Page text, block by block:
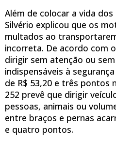
Além de colocar a vida
Silvério explicou que os
multados ao
incorreta. De acordo com
dirigir sem atenção ou
indispensáveis à
de R$ 53,20 e três pontos
252 prevê que dirigir
pessoas, animais ou
entre braços e pernas
e quatro pontos.